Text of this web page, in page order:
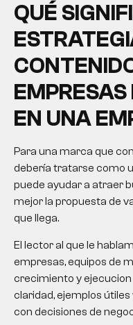
QUÉ
EN UNA
Para una marca que
debería tratarse como
puede ayudar a atraer
mejor la propuesta de
que llega.
El lector al que le
empresas, equipos de
crecimiento y
claridad, ejemplos
con decisiones de